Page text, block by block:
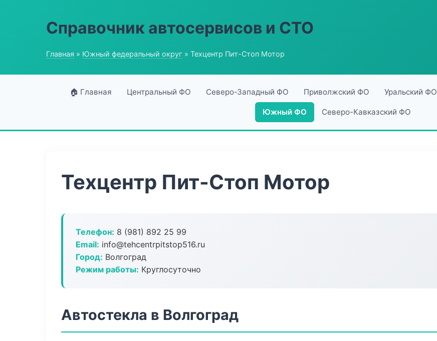
Справочник автосервисов и СТО
Главная » Южный федеральный округ » Техцентр Пит-Стоп Мотор
🏠 Главная Центральный ФО Северо-Западный ФО Приволжский ФО Уральский ФО
Южный ФО Северо-Кавказский ФО
Техцентр Пит-Стоп Мотор
Телефон: 8 (981) 892 25 99
Email: info@tehcentrpitstop516.ru
Город: Волгоград
Режим работы: Круглосуточно
Автостекла в Волгоград